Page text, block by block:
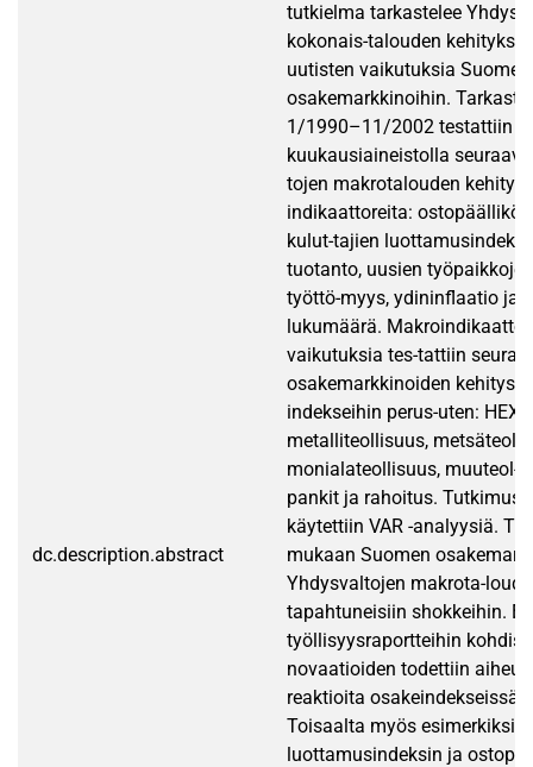
dc.description.abstract
tutkielma tarkastelee
kokonais-talouden
uutisten vaikutuksia Suomen
osakemarkkinoihin.
1/1990–11/2002 testattiin
kuukausiaineistolla
tojen makrotalouden
indikaattoreita:
kulut-tajien
tuotanto, uusien
työttö-myys, ydininflaatio ja
lukumäärä.
vaikutuksia tes-tattiin
osakemarkkinoiden
indekseihin perus-uten: HEX
metalliteollisuus,
monialateollisuus, muuteol-
pankit ja rahoitus.
käytettiin VAR -analyysiä.
mukaan Suomen
Yhdysvaltojen makrota-
tapahtuneisiin shokkeihin.
työllisyysraportteihin
novaatioiden todettiin
reaktioita osakeindekseissä
Toisaalta myös esimerkiksi
luottamusindeksin ja